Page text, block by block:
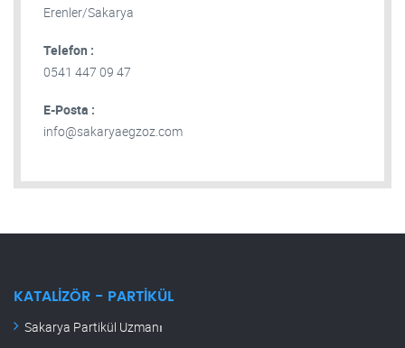
Erenler/Sakarya
Telefon :
0541 447 09 47
E-Posta :
info@sakaryaegzoz.com
KATALIZÖR - PARTIKÜL
Sakarya Partikül Uzmanı